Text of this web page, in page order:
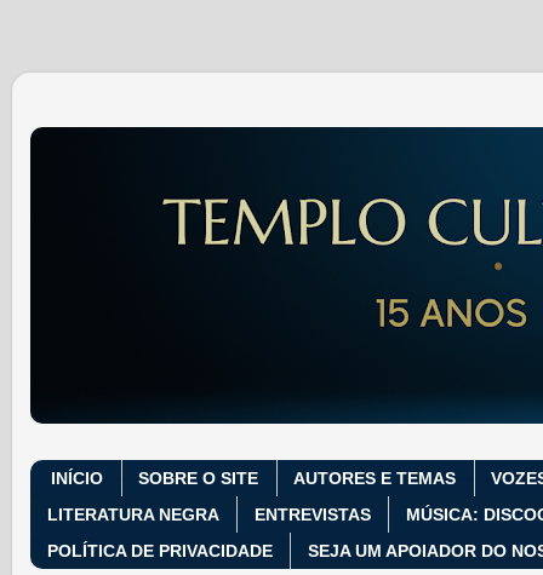
INÍCIO SOBRE O SITE AUTORES E TEMAS
LITERATURA NEGRA
ENTREVISTAS
MÚSICA:
POLÍTICA DE PRIVACIDADE
SEJA UM APOIADOR DO